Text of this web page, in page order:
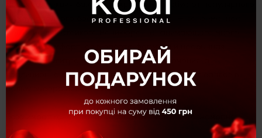
Новая коллекция базовых покрытий Reflective от популярного
международного бренда Kodi Professional — современное
решение для стойкого маникюра, не занимающего много
времени. Комфортная в работе формула и необычная
цветовая палитра покорят всех без исключения, а
традиционно высокое качество бренда добавит баллов в
пользу выбора новой основы.
База имеет консистенцию средней густоты, равномерно и
легко распределяется, самовыравнивается на поверхности